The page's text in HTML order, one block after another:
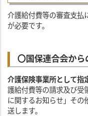
介護給付費等の審査支払
が必要です。
〇国保連合会から
介護保険事業所として指
護給付費等の請求及び受
に関するお知らせ」その
送します。